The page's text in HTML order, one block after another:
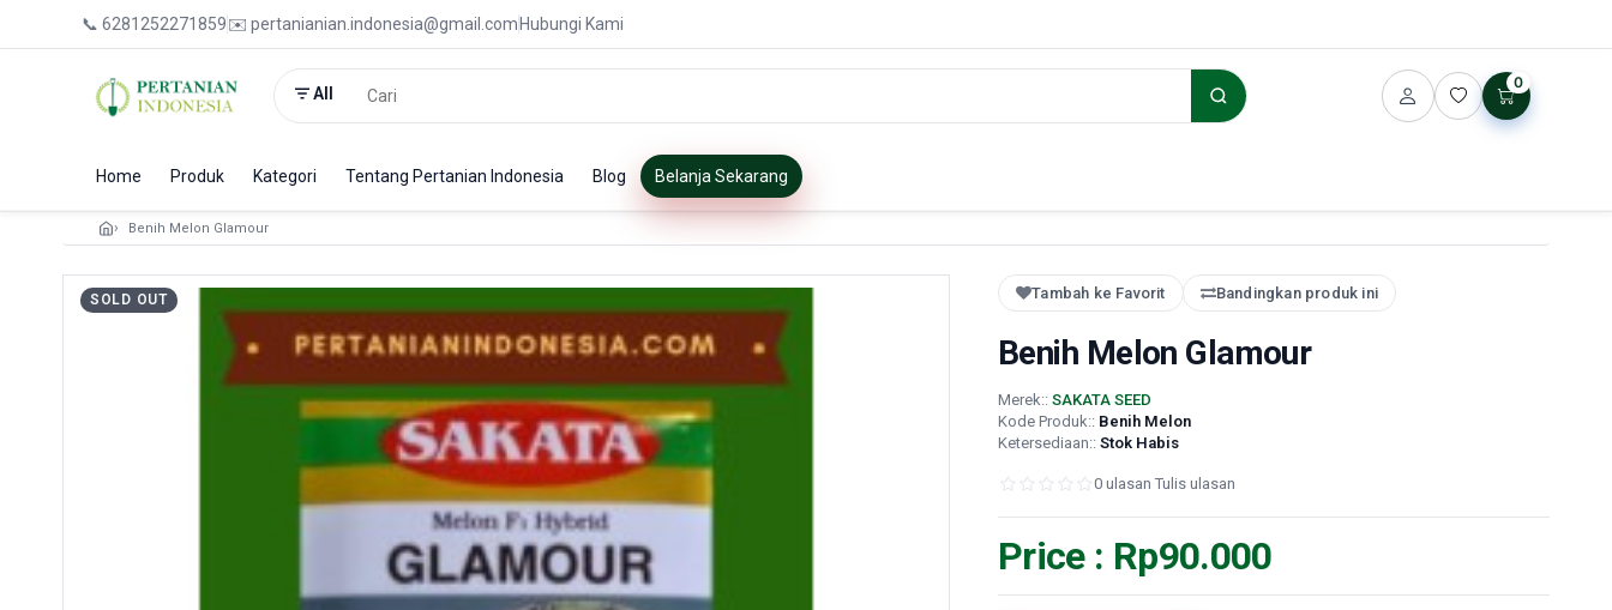
📞 6281252271859✉️ pertanianian.indonesia@gmail.com Hubungi Kami
All
0
Home Produk Kategori Tentang Pertanian Indonesia Blog Belanja Sekarang
Benih Melon Glamour
SOLD OUT Tambah ke Favorit Bandingkan produk ini
Benih Melon Glamour
Merek:: SAKATA SEED
Kode Produk:: Benih Melon
Ketersediaan:: Stok Habis
0 ulasan Tulis ulasan
Price : Rp90.000